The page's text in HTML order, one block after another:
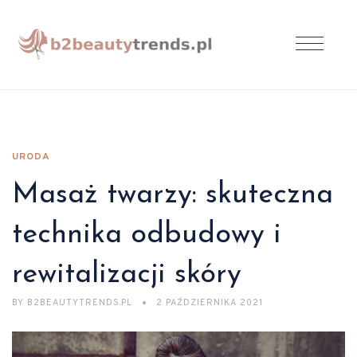
URODA
Masaż twarzy: skuteczna
technika odbudowy i
rewitalizacji skóry
BY B2BEAUTYTRENDS.PL 2 PAŹDZIERNIKA 2021